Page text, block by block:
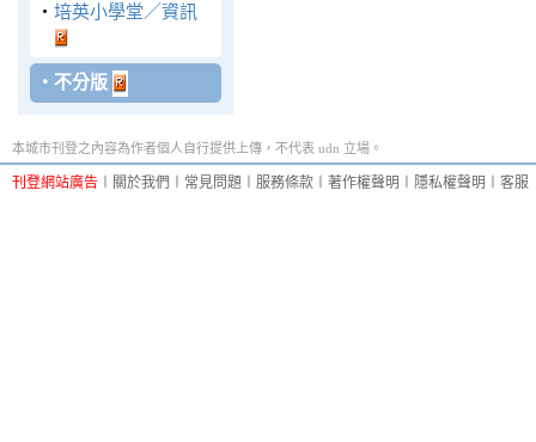
‧ 培英小學堂／資訊
‧ 不分版
本城市刊登之內容為作者個人自行提供上傳，不代表 udn 立場。
刊登網站廣告 關於我們 常見問題 服務條款 著作權聲明 隱私權聲明 客服